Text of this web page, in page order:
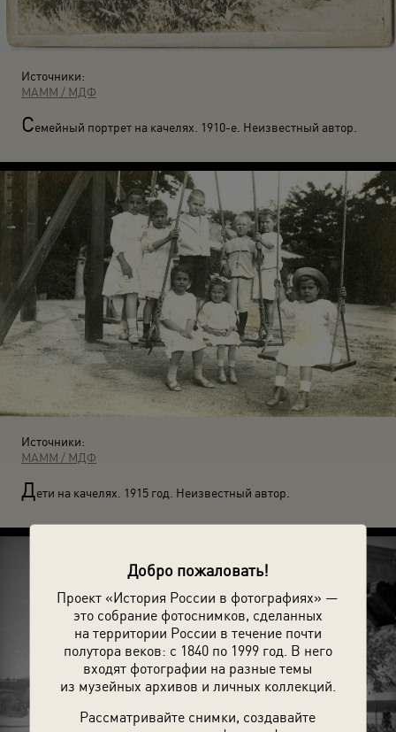
Добро пожаловать!
Проект «История России в фотографиях» —
это собрание фотоснимков, сделанных
на территории России в течение почти
полутора веков: с 1840 по 1999 год. В него
входят фотографии на разные темы
из музейных архивов и личных коллекций.
Рассматривайте снимки, создавайте
Источники:
МАММ / МДФ
Семейный портрет на качелях. 1910-е. Неизвестный автор.
Источники:
МАММ / МДФ
Дети на качелях. 1915 год. Неизвестный автор.